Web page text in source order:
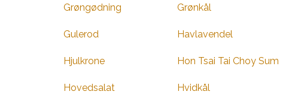
Grøngødning Grønkål
Gulerod Havlavendel
Hjulkrone Hon Tsai Tai Choy Sum
Hovedsalat Hvidkål